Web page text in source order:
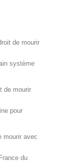
de mourir
système
de mourir
pour
mourir avec
du